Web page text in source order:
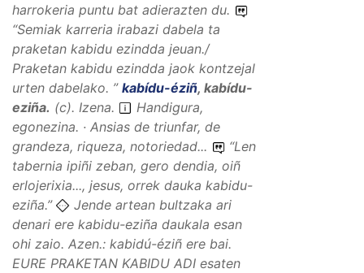
harrokeria puntu bat adierazten du.
“Semiak karreria irabazi dabela ta
praketan kabidu ezindda jeuan./
Praketan kabidu ezindda jaok kontzejal
urten dabelako. ” kabídu-éziñ, kabídu-
eziña. (c). Izena.
Handigura,
egonezina. · Ansias de triunfar, de
grandeza, riqueza, notoriedad...
“Len
tabernia ipiñi zeban, gero dendia, oiñ
erlojerixia..., jesus, orrek dauka kabidu-
eziña.”
Jende artean bultzaka ari
denari ere kabidu-eziña daukala esan
ohi zaio. Azen.: kabidú-éziñ ere bai.
EURE PRAKETAN KABIDU ADI esaten